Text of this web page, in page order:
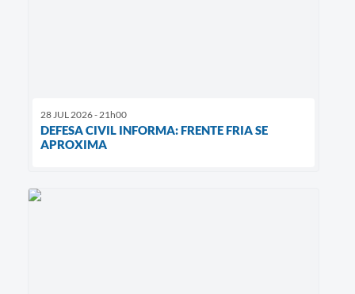
28 JUL 2026 - 21h00
DEFESA CIVIL INFORMA: FRENTE FRIA SE
APROXIMA